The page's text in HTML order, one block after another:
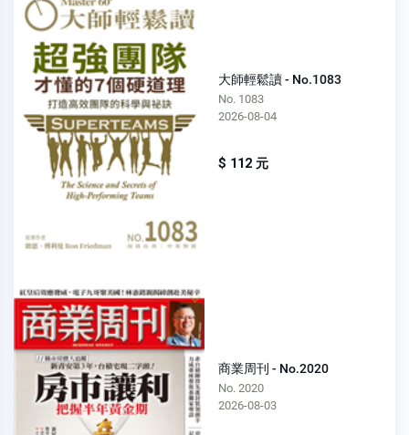
大師輕鬆讀 - No.1083
No. 1083
2026-08-04
$ 112 元
商業周刊 - No.2020
No. 2020
2026-08-03